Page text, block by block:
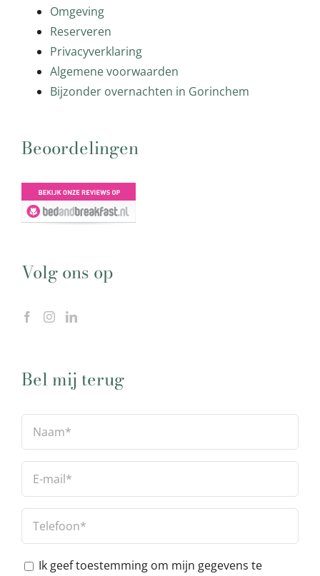
Omgeving
Reserveren
Privacyverklaring
Algemene voorwaarden
Bijzonder overnachten in Gorinchem
Beoordelingen
Volg ons op
Bel mij terug
Ik geef toestemming om mijn gegevens te